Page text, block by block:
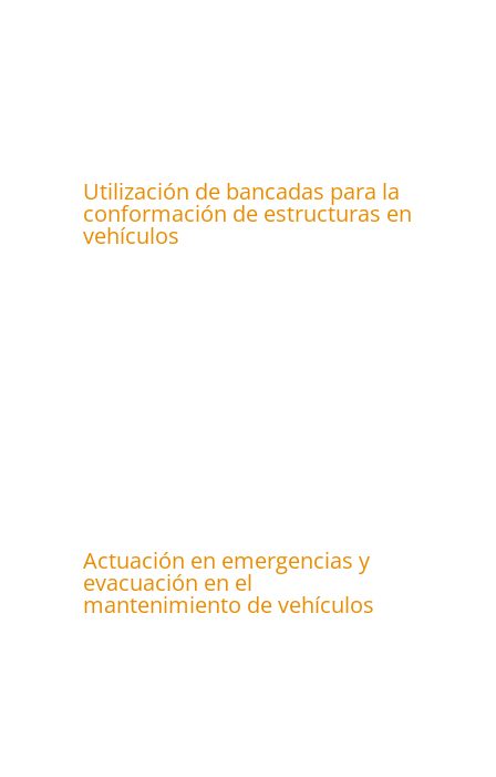
Utilización de bancadas para la
conformación de estructuras en
vehículos
Actuación en emergencias y
evacuación en el
mantenimiento de vehículos